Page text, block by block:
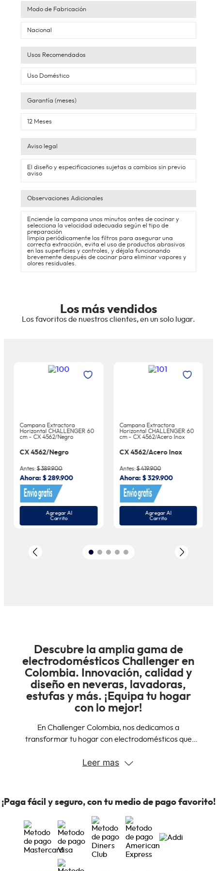
Modo de Fabricación
Nacional
Usos Recomendados
Uso Doméstico
Garantía (meses)
12 Meses
Aviso legal
El diseño y especificaciones sujetas a cambios sin previo
aviso
Observaciones Adicionales
Enciende la campana unos minutos antes de cocinar y
selecciona la velocidad adecuada según el tipo de
preparación
limpia periódicamente los filtros para asegurar una
correcta extracción, evita el uso de productos abrasivos
en las superficies y controles, y déjala funcionando
brevemente después de cocinar para eliminar vapores y
olores residuales.
Los más vendidos
Los favoritos de nuestros clientes, en un solo lugar.
Campana Extractora
Horizontal CHALLENGER 60
cm - CX 4562/Negro
CX 4562/Negro
Antes:$389.900
Ahora:$ 289.900
Agregar Al
Carrito
Campana Extractora
Horizontal CHALLENGER 60
cm - CX 4562/Acero Inox
CX 4562/Acero Inox
Antes:$419.900
Ahora: $ 329.900
Agregar Al
Carrito
Descubre la amplia gama de
electrodomésticos Challenger en
Colombia. Innovación, calidad y
diseño en neveras, lavadoras,
estufas y más. ¡Equipa tu hogar
con lo mejor!
En Challenger Colombia, nos dedicamos a
transformar tu hogar con electrodomésticos que
gama de productos está diseñada para satisfacer
Leer mas
¡Paga fácil y seguro, con tu medio de pago favorito!